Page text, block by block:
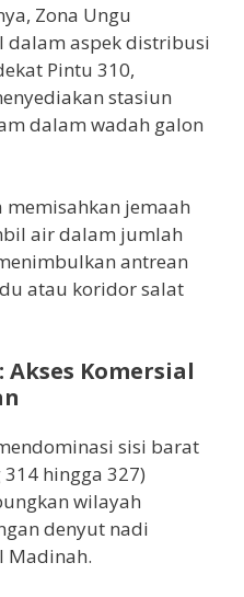
Zona Ungu
dalam aspek distribusi
Pintu 310,
stasiun
dalam wadah galon
memisahkan jemaah
air dalam jumlah
antrean
atau koridor salat
Akses Komersial
sisi barat
hingga 327)
wilayah
denyut nadi
Madinah.